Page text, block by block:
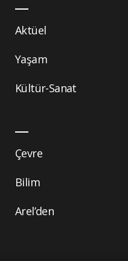
Aktüel
Yaşam
Kültür-Sanat
Çevre
Bilim
Arel’den